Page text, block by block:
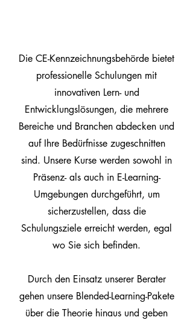
Die CE-Kennzeichnungsbehörde bietet
professionelle Schulungen mit
innovativen Lern- und
Entwicklungslösungen, die mehrere
Bereiche und Branchen abdecken und
auf Ihre Bedürfnisse zugeschnitten
sind. Unsere Kurse werden sowohl in
Präsenz- als auch in E-Learning-
Umgebungen durchgeführt, um
sicherzustellen, dass die
Schulungsziele erreicht werden, egal
wo Sie sich befinden.
Durch den Einsatz unserer Berater
gehen unsere Blended-Learning-Pakete
über die Theorie hinaus und geben